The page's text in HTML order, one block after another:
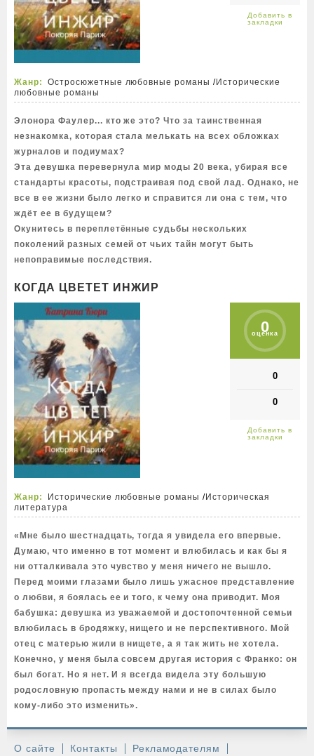
Жанр: Остросюжетные любовные романы /Исторические
любовные романы
Элонора Фаулер... кто же это? Что за таинственная
незнакомка, которая стала мелькать на всех обложках
журналов и подиумах?
Эта девушка перевернула мир моды 20 века, убирая все
стандарты красоты, подстраивая под свой лад. Однако, не
все в ее жизни было легко и справится ли она с тем, что
ждёт ее в будущем?
Окунитесь в переплетённые судьбы нескольких
поколений разных семей от чьих тайн могут быть
непоправимые последствия.
КОГДА ЦВЕТЕТ ИНЖИР
0
оценка
0
0
Жанр: Исторические любовные романы /Историческая
литература
«Мне было шестнадцать, тогда я увидела его впервые.
Думаю, что именно в тот момент и влюбилась и как бы я
ни отталкивала это чувство у меня ничего не вышло.
Перед моими глазами было лишь ужасное представление
о любви, я боялась ее и того, к чему она приводит. Моя
бабушка: девушка из уважаемой и достопочтенной семьи
влюбилась в бродяжку, нищего и не перспективного. Мой
отец с матерью жили в нищете, а я так жить не хотела.
Конечно, у меня была совсем другая история с Франко: он
был богат. Но я нет. И я всегда видела эту большую
родословную пропасть между нами и не в силах было
кому-либо это изменить».
О сайте Контакты Рекламодателям